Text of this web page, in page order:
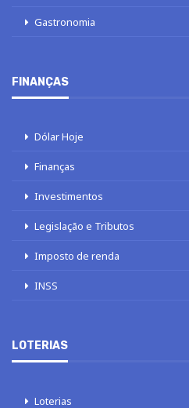
Gastronomia
FINANÇAS
Dólar Hoje
Finanças
Investimentos
Legislação e Tributos
Imposto de renda
INSS
LOTERIAS
Loterias